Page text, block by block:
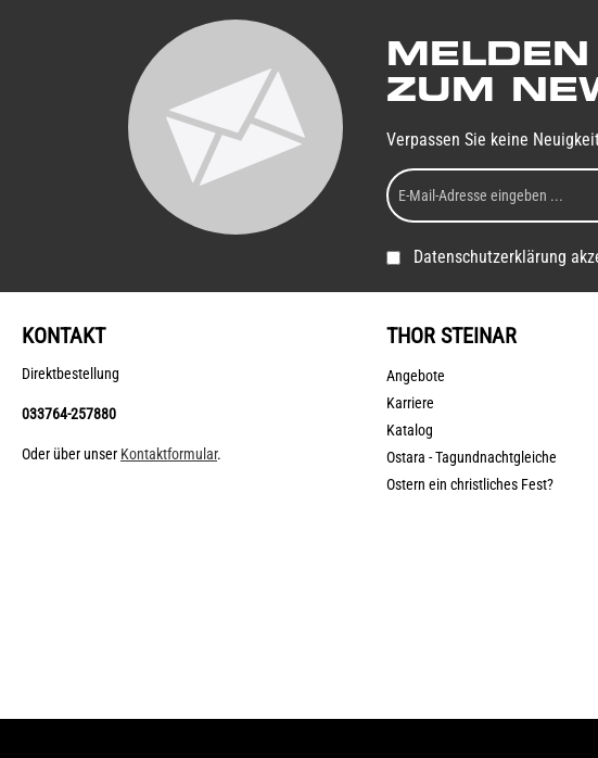
ZUM
Verpassen Sie keine
Datenschutzerklärung
KONTAKT
Direktbestellung
033764-257880
Oder über unser Kontaktformular.
THOR STEINAR
Angebote
Karriere
Katalog
Ostara - Tagundnachtgleiche
Ostern ein christliches Fest?